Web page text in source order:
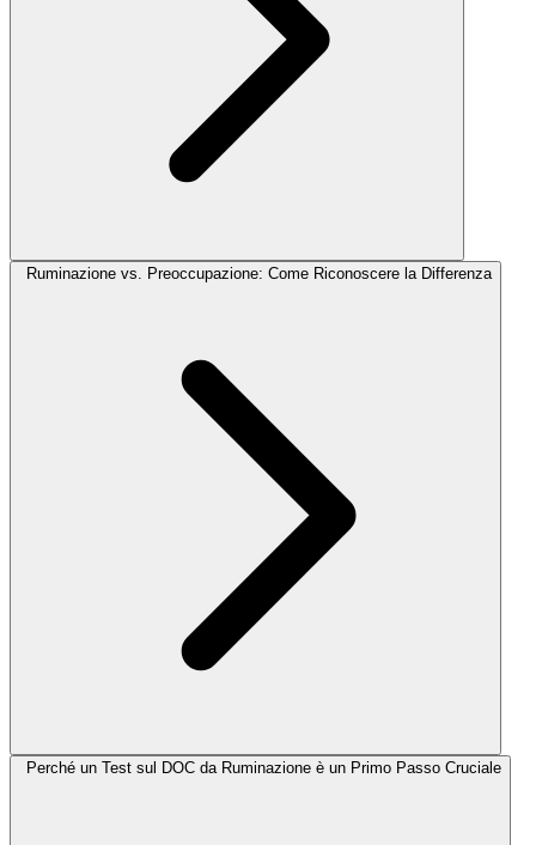
Ruminazione vs. Preoccupazione: Come Riconoscere la Differenza
Perché un Test sul DOC da Ruminazione è un Primo Passo Cruciale